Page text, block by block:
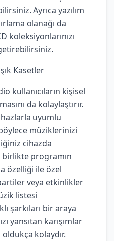
Ayrıca yazılım
olanağı da
koleksiyonlarınızı
Kasetler
kullanıcıların kişisel
da kolaylaştırır.
uyumlu
müziklerinizi
cihazda
programın
özelliği ile özel
veya etkinlikler
listesi
şarkıları bir araya
yansıtan karışımlar
kolaydır.